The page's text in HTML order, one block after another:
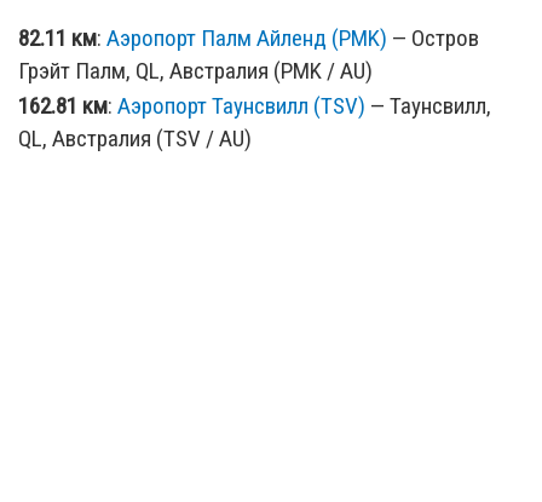
82.11 км: Аэропорт Палм Айленд (PMK) — Остров
Грэйт Палм, QL, Австралия (PMK / AU)
162.81 км: Аэропорт Таунсвилл (TSV) — Таунсвилл,
QL, Австралия (TSV / AU)